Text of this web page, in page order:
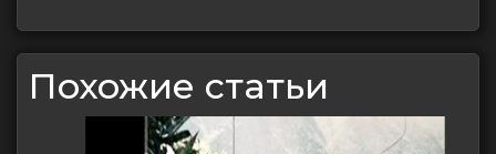
Похожие статьи